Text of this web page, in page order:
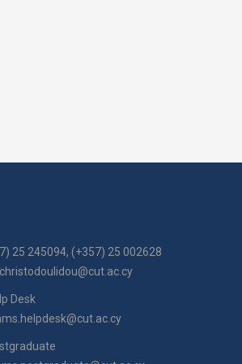
25 245094, (+357) 25 002628
Desk